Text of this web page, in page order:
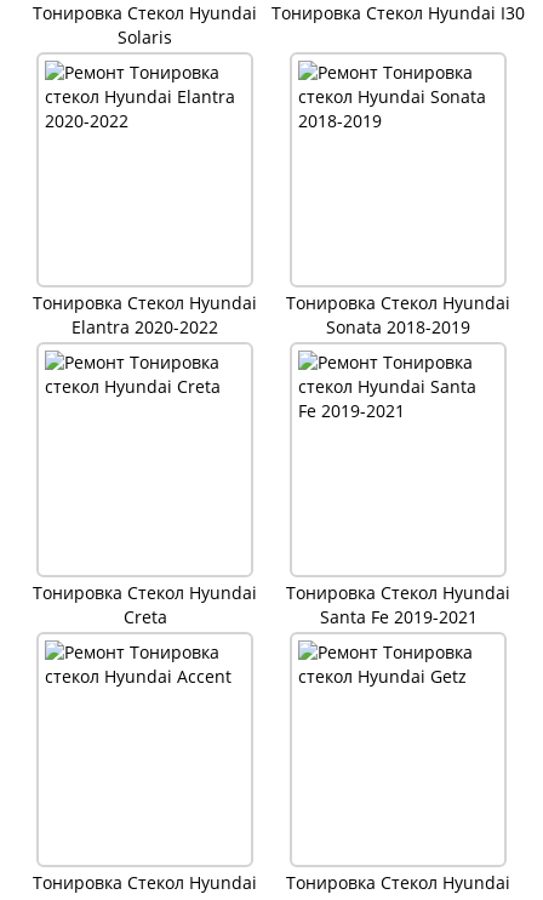
Тонировка Стекол Hyundai
Solaris
Тонировка Стекол Hyundai I30
Тонировка Стекол Hyundai
Elantra 2020-2022
Тонировка Стекол Hyundai
Sonata 2018-2019
Тонировка Стекол Hyundai
Creta
Тонировка Стекол Hyundai
Santa Fe 2019-2021
Тонировка Стекол Hyundai
Тонировка Стекол Hyundai